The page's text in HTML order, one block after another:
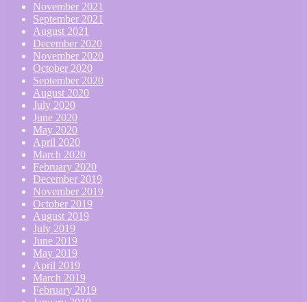
November 2021
September 2021
August 2021
December 2020
November 2020
October 2020
September 2020
August 2020
July 2020
June 2020
May 2020
April 2020
March 2020
February 2020
December 2019
November 2019
October 2019
August 2019
July 2019
June 2019
May 2019
April 2019
March 2019
February 2019